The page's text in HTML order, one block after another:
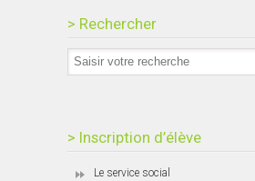
> Rechercher
> Inscription d’élève
Le service social